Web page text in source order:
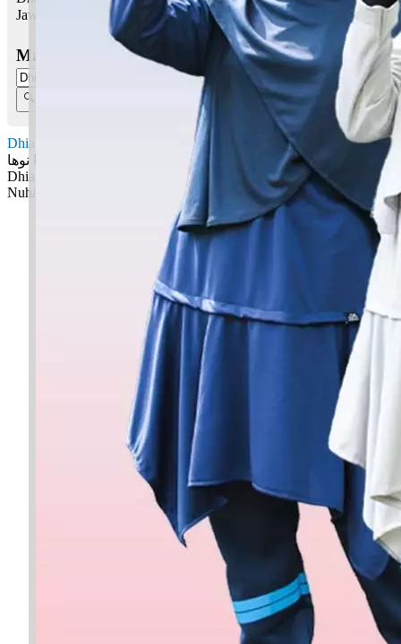
Jawi:
Masukkan Nama:
Dhia Nuhaa
ضيا نوها
Dhia: Sinaran
Nuhaa: Bijaksana
✚ Baju Baby Custom Nama 'Dhia Nuhaa'